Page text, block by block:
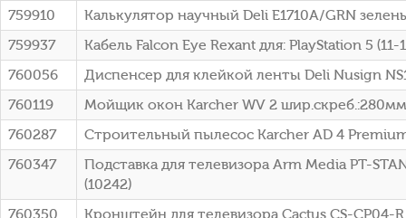
759910
Калькулятор научный Deli E1710A/GRN
759937
Кабель Falcon Eye Rexant для: PlayStation 5 (11-
760056
Диспенсер для клейкой ленты Deli Nusign
760119
Мойщик окон Karcher WV 2
760287
Строительный пылесос Karcher AD 4
760347
Подставка для телевизора Arm Media PT-
(10242)
760350
Кронштейн для телевизора Cactus CS-